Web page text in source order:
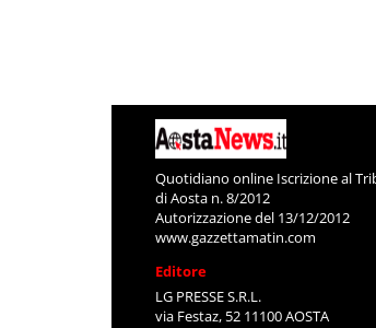
Quotidiano online Iscrizione al
di Aosta n. 8/2012
Autorizzazione del 13/12/2012
www.gazzettamatin.com
Editore
LG PRESSE S.R.L.
via Festaz, 52 11100 AOSTA